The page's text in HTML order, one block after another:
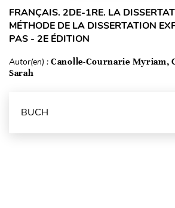
FRANÇAIS. 2DE-1RE. LA
MÉTHODE DE LA DISSERTATION
PAS - 2E ÉDITION
Autor(en) : Canolle-Cournarie Myriam,
Sarah
BUCH